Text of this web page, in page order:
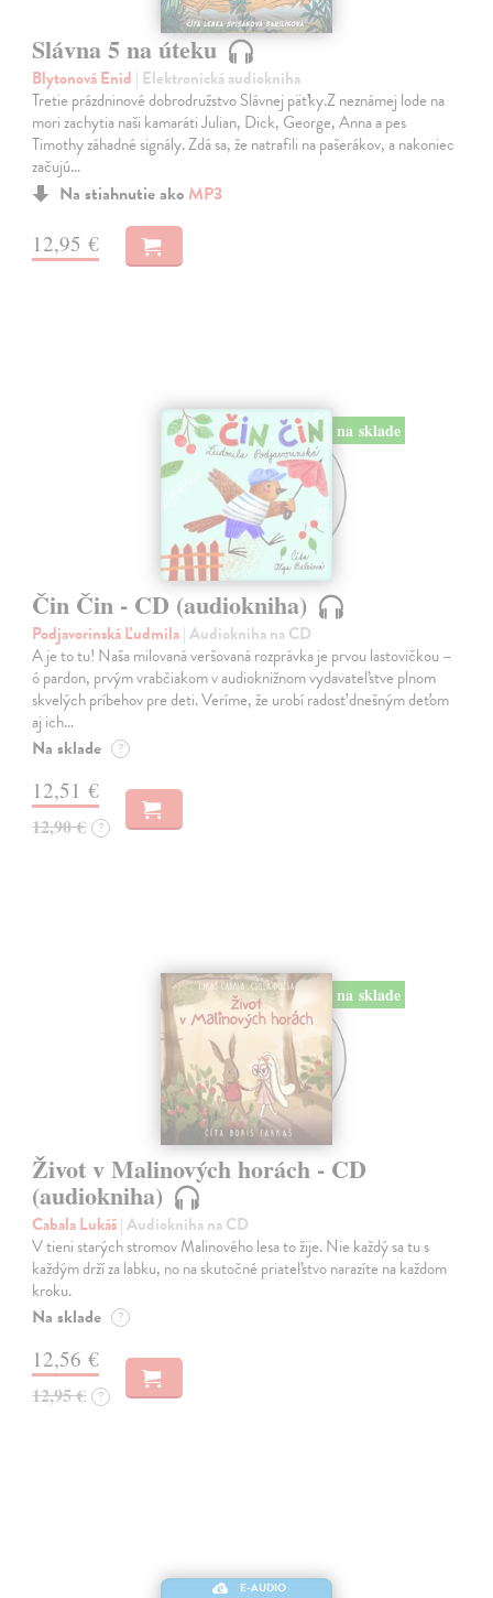
Slávna 5 na úteku
Blytonová Enid | Elektronická audiokniha
Tretie prázdninové dobrodružstvo Slávnej päťky.Z neznámej lode na
mori zachytia naši kamaráti Julian, Dick, George, Anna a pes
Timothy záhadné signály. Zdá sa, že natrafili na pašerákov, a nakoniec
začujú…
Na stiahnutie ako MP3
12,95 €
na sklade
Čin Čin - CD (audiokniha)
Podjavorinská Ľudmila| Audiokniha na CD
A je to tu! Naša milovaná veršovaná rozprávka je prvou lastovičkou –
ó pardon, prvým vrabčiakom v audioknižnom vydavateľstve plnom
skvelých príbehov pre deti. Veríme, že urobí radosť dnešným deťom
aj ich…
Na sklade ?
12,51 €
12,90 € ?
na sklade
Život v Malinových horách - CD
(audiokniha)
Cabala Lukáš| Audiokniha na CD
V tieni starých stromov Malinového lesa to žije. Nie každý sa tu s
každým drží za labku, no na skutočné priateľstvo narazíte na každom
kroku.
Na sklade ?
12,56 €
12,95 € ?
E-AUDIO